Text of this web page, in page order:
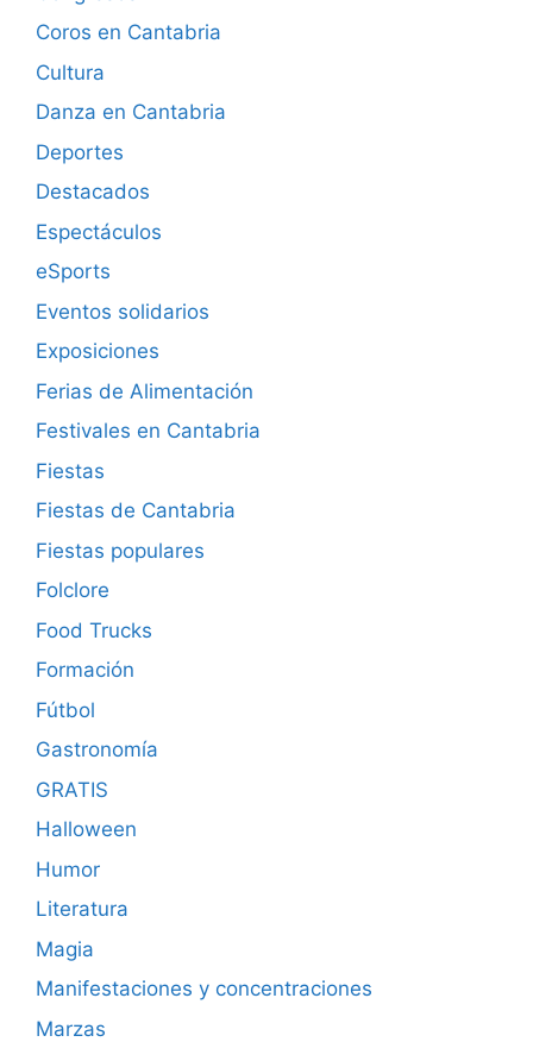
Coros en Cantabria
Cultura
Danza en Cantabria
Deportes
Destacados
Espectáculos
eSports
Eventos solidarios
Exposiciones
Ferias de Alimentación
Festivales en Cantabria
Fiestas
Fiestas de Cantabria
Fiestas populares
Folclore
Food Trucks
Formación
Fútbol
Gastronomía
GRATIS
Halloween
Humor
Literatura
Magia
Manifestaciones y concentraciones
Marzas